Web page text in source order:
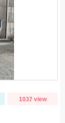
1037 view